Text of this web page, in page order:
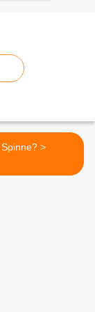
Pfui Spinne? >